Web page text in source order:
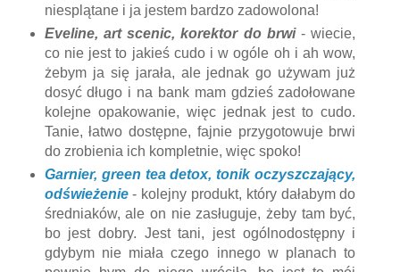
niesplątane i ja jestem bardzo zadowolona!
Eveline, art scenic, korektor do brwi- wiecie,
co nie jest to jakieś cudo i w ogóle oh i ah wow,
żebym ja się jarała, ale jednak go używam już
dosyć długo i na bank mam gdzieś zadołowane
kolejne opakowanie, więc jednak jest to cudo.
Tanie, łatwo dostępne, fajnie przygotowuje brwi
do zrobienia ich kompletnie, więc spoko!
Garnier, green tea detox, tonik oczyszczający,
odświeżenie- kolejny produkt, który dałabym do
średniaków, ale on nie zasługuje, żeby tam być,
bo jest dobry. Jest tani, jest ogólnodostępny i
gdybym nie miała czego innego w planach to